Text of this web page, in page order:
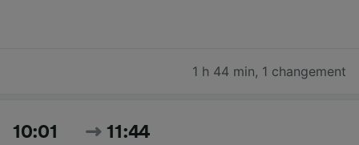
1 h 44 min, 1 changement
10:01 11:44